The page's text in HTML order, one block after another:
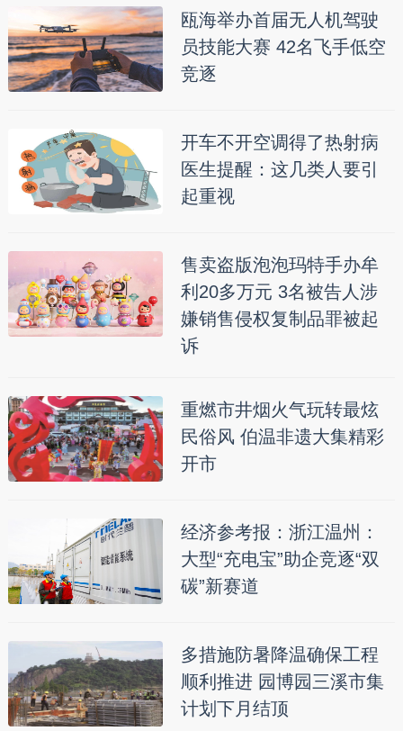
瓯海举办首届无人机驾驶
员技能大赛 42名飞手低空
竞逐
开车不开空调得了热射病
医生提醒：这几类人要引
起重视
售卖盗版泡泡玛特手办牟
利20多万元 3名被告人涉
嫌销售侵权复制品罪被起
诉
重燃市井烟火气玩转最炫
民俗风 伯温非遗大集精彩
开市
经济参考报：浙江温州：
大型“充电宝”助企竞逐“双
碳”新赛道
多措施防暑降温确保工程
顺利推进 园博园三溪市集
计划下月结顶